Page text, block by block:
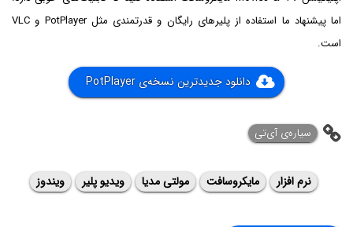
اما پیشنهاد ما استفاده از پلیرهای رایگان و قدرتمندی مثل PotPlayer و VLC
است.
دانلود جدیدترین نسخه‌ی PotPlayer
‌سیاره‌ی آی‌تی
نرم افزار مایکروسافت مولتی مدیا ویدیو پلیر ویندوز